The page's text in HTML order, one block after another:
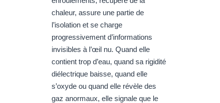
chaleur, assure une partie de
l’isolation et se charge
progressivement d’informations
invisibles à l’œil nu. Quand elle
contient trop d’eau, quand sa rigidité
diélectrique baisse, quand elle
s’oxyde ou quand elle révèle des
gaz anormaux, elle signale que le